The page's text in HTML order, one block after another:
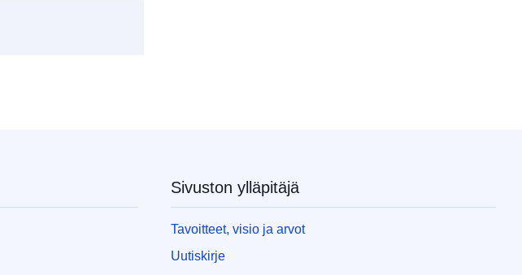
Sivuston ylläpitäjä
Tavoitteet, visio ja arvot
Uutiskirje